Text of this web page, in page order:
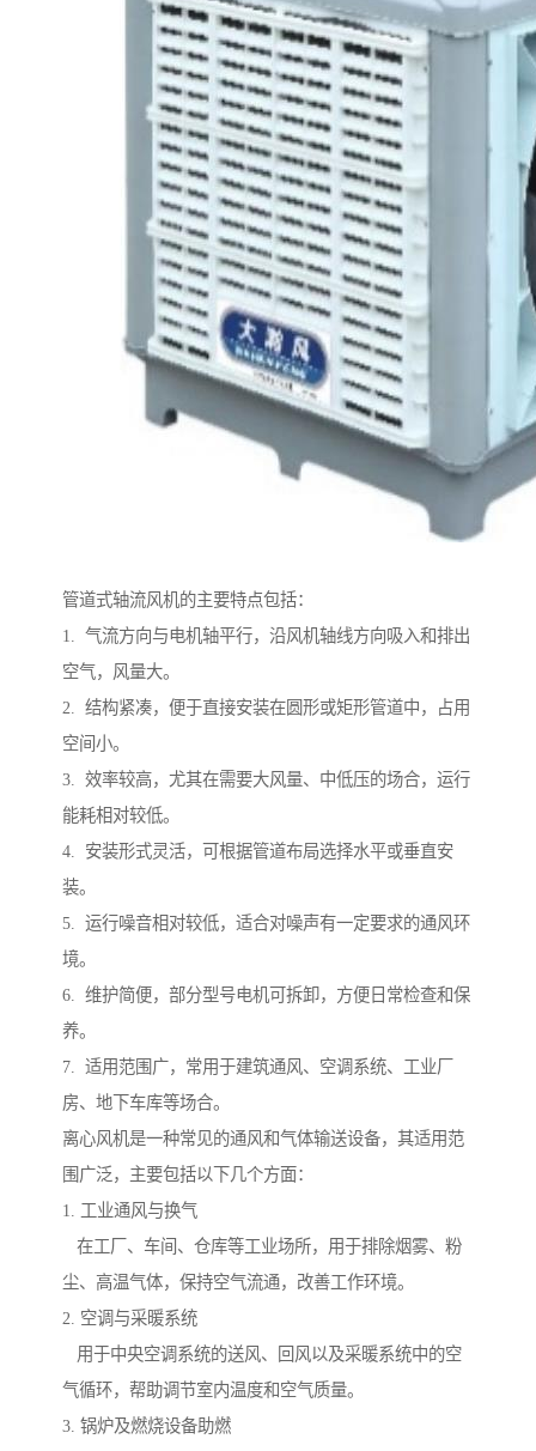
管道式轴流风机的主要特点包括：
1. 气流方向与电机轴平行，沿风机轴线方向吸入和排出
空气，风量大。
2. 结构紧凑，便于直接安装在圆形或矩形管道中，占用
空间小。
3. 效率较高，尤其在需要大风量、中低压的场合，运行
能耗相对较低。
4. 安装形式灵活，可根据管道布局选择水平或垂直安
装。
5. 运行噪音相对较低，适合对噪声有一定要求的通风环
境。
6. 维护简便，部分型号电机可拆卸，方便日常检查和保
养。
7. 适用范围广，常用于建筑通风、空调系统、工业厂
房、地下车库等场合。
离心风机是一种常见的通风和气体输送设备，其适用范
围广泛，主要包括以下几个方面：
1. 工业通风与换气
在工厂、车间、仓库等工业场所，用于排除烟雾、粉
尘、高温气体，保持空气流通，改善工作环境。
2. 空调与采暖系统
用于中央空调系统的送风、回风以及采暖系统中的空
气循环，帮助调节室内温度和空气质量。
3. 锅炉及燃烧设备助燃